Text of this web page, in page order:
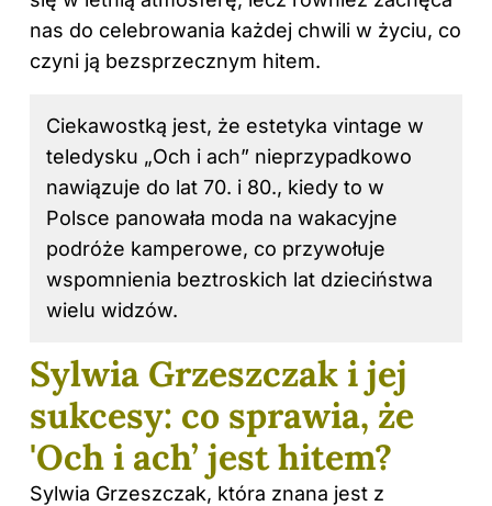
nas do celebrowania każdej chwili w życiu, co
czyni ją bezsprzecznym hitem.
Ciekawostką jest, że estetyka vintage w
teledysku „Och i ach” nieprzypadkowo
nawiązuje do lat 70. i 80., kiedy to w
Polsce panowała moda na wakacyjne
podróże kamperowe, co przywołuje
wspomnienia beztroskich lat dzieciństwa
wielu widzów.
Sylwia Grzeszczak i jej
sukcesy: co sprawia, że
'Och i ach’ jest hitem?
Sylwia Grzeszczak, która znana jest z